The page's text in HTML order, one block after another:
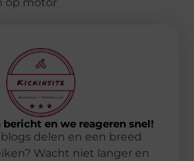
op motor
bericht en we reageren snel!
delen en een breed
Wacht niet langer en